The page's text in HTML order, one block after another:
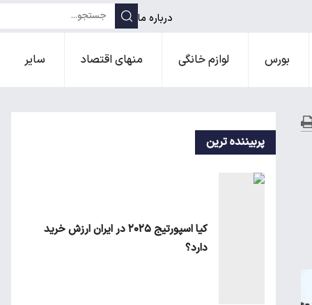
درباره ما
بورس لوازم خانگی منهای اقتصاد سایر
پربیننده ترین
کیا اسپورتیج ۲۰۲۵ در ایران ارزش خرید
دارد؟